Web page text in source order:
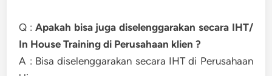
Q : Apakah bisa juga diselenggarakan secara IHT/
In House Training di Perusahaan klien ?
A : Bisa diselenggarakan secara IHT di Perusahaan